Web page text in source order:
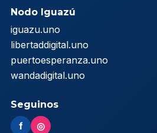
Nodo Iguazú
iguazu.uno
libertaddigital.uno
puertoesperanza.uno
wandadigital.uno
Seguinos
f ◎